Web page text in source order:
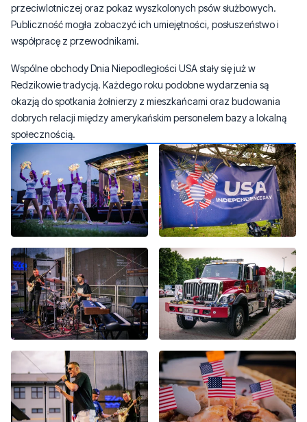
przeciwlotniczej oraz pokaz wyszkolonych psów służbowych.
Publiczność mogła zobaczyć ich umiejętności, posłuszeństwo i
współpracę z przewodnikami.
Wspólne obchody Dnia Niepodległości USA stały się już w
Redzikowie tradycją. Każdego roku podobne wydarzenia są
okazją do spotkania żołnierzy z mieszkańcami oraz budowania
dobrych relacji między amerykańskim personelem bazy a lokalną
społecznością.